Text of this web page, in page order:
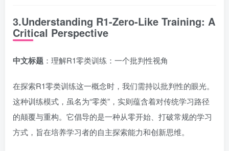
3.Understanding R1-Zero-Like Training: A
Critical Perspective
中文标题 ：理解R1零类训练：一个批判性视角
在探索R1零类训练这一概念时，我们需持以批判性的眼光。
这种训练模式，虽名为“零类”，实则蕴含着对传统学习路径
的颠覆与重构。它倡导的是一种从零开始、打破常规的学习
方式，旨在培养学习者的自主探索能力和创新思维。